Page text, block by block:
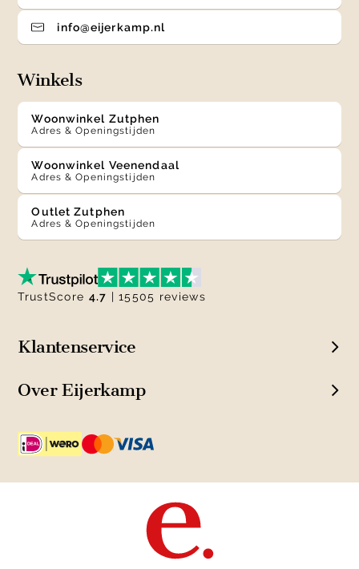
info@eijerkamp.nl
Winkels
Woonwinkel Zutphen
Adres & Openingstijden
Woonwinkel Veenendaal
Adres & Openingstijden
Outlet Zutphen
Adres & Openingstijden
Klantenservice
Over Eijerkamp
TrustScore 4.7 | 15505 reviews